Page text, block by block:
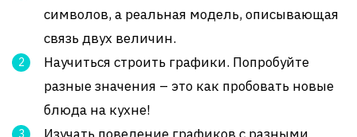
символов, а реальная модель, описывающая
связь двух величин.
Научиться строить графики. Попробуйте
разные значения – это как пробовать новые
блюда на кухне!